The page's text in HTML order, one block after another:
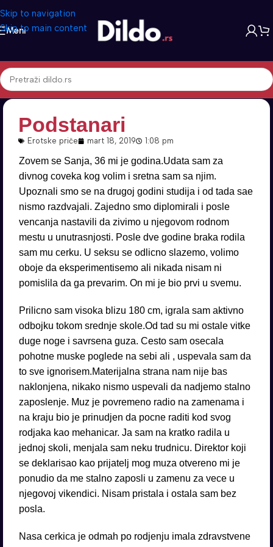
Skip to navigation
Skip to main content
Meni
Podstanari
Erotske priče mart 18, 2019 1:08 pm
Zovem se Sanja, 36 mi je godina.Udata sam za
divnog coveka kog volim i sretna sam sa njim.
Upoznali smo se na drugoj godini studija i od tada sae
nismo razdvajali. Zajedno smo diplomirali i posle
vencanja nastavili da zivimo u njegovom rodnom
mestu u unutrasnjosti. Posle dve godine braka rodila
sam mu cerku. U seksu se odlicno slazemo, volimo
oboje da eksperimentisemo ali nikada nisam ni
pomislila da ga prevarim. On mi je bio prvi u svemu.
Prilicno sam visoka blizu 180 cm, igrala sam aktivno
odbojku tokom srednje skole.Od tad su mi ostale vitke
duge noge i savrsena guza. Cesto sam osecala
pohotne muske poglede na sebi ali , uspevala sam da
to sve ignorisem.Materijalna strana nam nije bas
naklonjena, nikako nismo uspevali da nadjemo stalno
zaposlenje. Muz je povremeno radio na zamenama i
na kraju bio je prinudjen da pocne raditi kod svog
rodjaka kao mehanicar. Ja sam na kratko radila u
jednoj skoli, menjala sam neku trudnicu. Direktor koji
se deklarisao kao prijatelj mog muza otvereno mi je
ponudio da me stalno zaposli u zamenu za vece u
njegovoj vikendici. Nisam pristala i ostala sam bez
posla.
Nasa cerkica je odmah po rodjenju imala zdravstvene